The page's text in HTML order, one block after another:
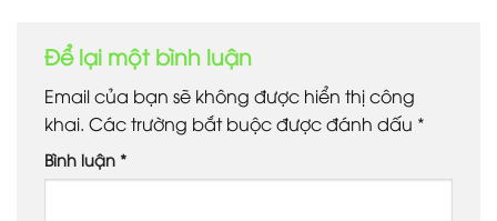
Để lại một bình luận
Email của bạn sẽ không được hiển thị công
khai. Các trường bắt buộc được đánh dấu *
Bình luận *